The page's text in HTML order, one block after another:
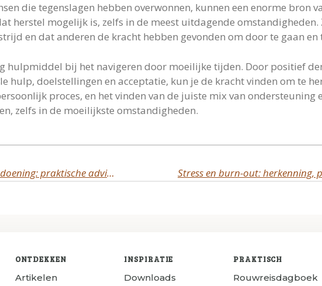
die tegenslagen hebben overwonnen, kunnen een enorme bron
herstel mogelijk is, zelfs in de meest uitdagende omstandigheden.
en dat anderen de kracht hebben gevonden om door te gaan en
hulpmiddel bij het navigeren door moeilijke tijden. Door positief
hulp, doelstellingen en acceptatie, kun je de kracht vinden om te
proces, en het vinden van de juiste mix van ondersteuning
zelfs in de moeilijkste omstandigheden.
Leven met een chronische aandoening: praktische adviezen Stress en burn-out: herkenning,
ONTDEKKEN
Artikelen
INSPIRATIE
Downloads
PRAKTISCH
Rouwreisdagboek